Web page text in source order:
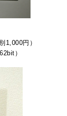
円）
）